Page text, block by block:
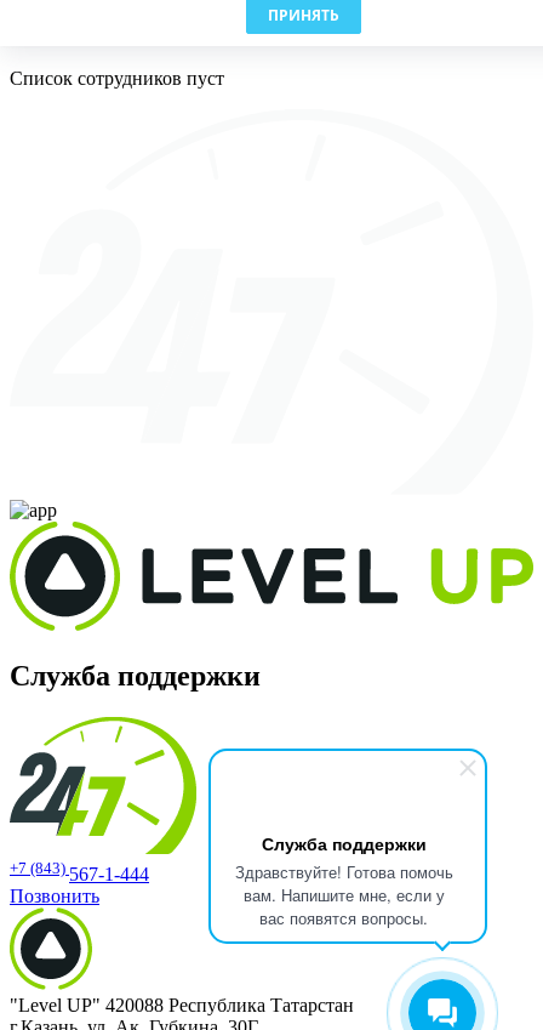
Служба поддержки
Здравствуйте! Готова помочь
вам. Напишите мне, если у
вас появятся вопросы.
Список сотрудников пуст
Служба поддержки
+7 (843) 567-1-444
Позвонить
"Level UP" 420088 Республика Татарстан
ПРИНЯТЬ